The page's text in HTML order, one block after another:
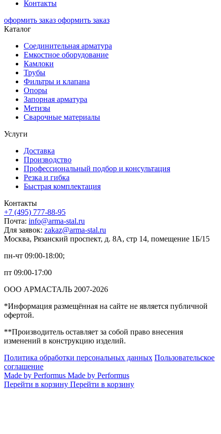
Контакты
оформить заказ оформить заказ
Каталог
Соединительная арматура
Емкостное оборудование
Камлоки
Трубы
Фильтры и клапана
Опоры
Запорная арматура
Метизы
Сварочные материалы
Услуги
Доставка
Производство
Профессиональный подбор и консультация
Резка и гибка
Быстрая комплектация
Контакты
+7 (495) 777-88-95
Почта: info@arma-stal.ru
Для заявок: zakaz@arma-stal.ru
Москва, Рязанский проспект, д. 8А, стр 14, помещение 1Б/15
пн-чт 09:00-18:00;
пт 09:00-17:00
ООО АРМАСТАЛЬ 2007-2026
*Информация размещённая на сайте не является публичной
офертой.
**Производитель оставляет за собой право внесения
изменений в конструкцию изделий.
Политика обработки персональных данных Пользовательское
соглашение
Made by Performus Made by Performus
Перейти в корзину Перейти в корзину